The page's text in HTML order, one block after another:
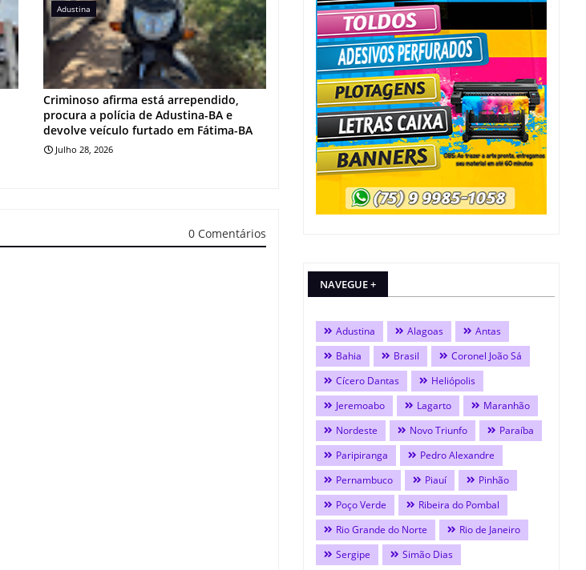
Adustina
Criminoso afirma está arrependido,
procura a polícia de Adustina-BA e
devolve veículo furtado em Fátima-BA
Julho 28, 2026
0 Comentários
NAVEGUE +
Adustina Alagoas
Antas
Bahia
Brasil
Coronel João Sá
Cícero Dantas
Heliópolis
Jeremoabo
Lagarto
Maranhão
Nordeste
Novo Triunfo
Paraíba
Paripiranga
Pedro Alexandre
Pernambuco
Piauí
Pinhão
Poço Verde
Ribeira do Pombal
Rio Grande do Norte
Rio de Janeiro
Sergipe
Simão Dias